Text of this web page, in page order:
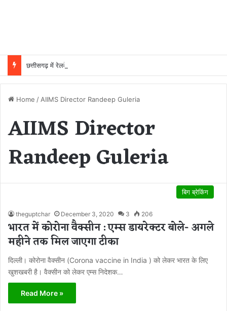
Home / AIIMS Director Randeep Guleria
AIIMS Director
Randeep Guleria
बिग ब्रेकिंग
theguptchar December 3, 2020 3 206
भारत में कोरोना वैक्सीन : एम्स डायरेक्टर बोले- अगले
महीने तक मिल जाएगा टीका
दिल्ली। कोरोना वैक्सीन (Corona vaccine in India ) को लेकर भारत के लिए
खुशखबरी है। वैक्सीन को लेकर एम्स निदेशक…
Read More »